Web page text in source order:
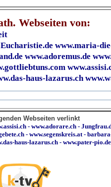
Webseiten von:
www.maria-
www.adoremus.de
haus-lazarus.ch
Webseiten verlinkt
- www.adorare.ch -
- www.segenskreis.at -
haus-lazarus.ch - www.pater-pio.de